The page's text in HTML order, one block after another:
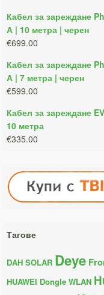
Кабел за зареждане
А | 10 метра | черен
€699.00
Кабел за зареждане
А | 7 метра | черен
€599.00
Кабел за зареждане
10 метра
€335.00
Тагове
DAH SOLAR Deye
HUAWEI Dongle WLAN